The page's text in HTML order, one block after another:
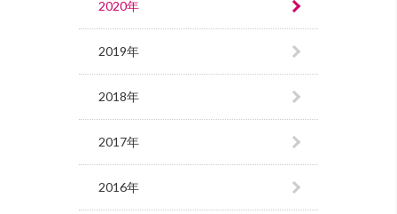
2020年
2019年
2018年
2017年
2016年